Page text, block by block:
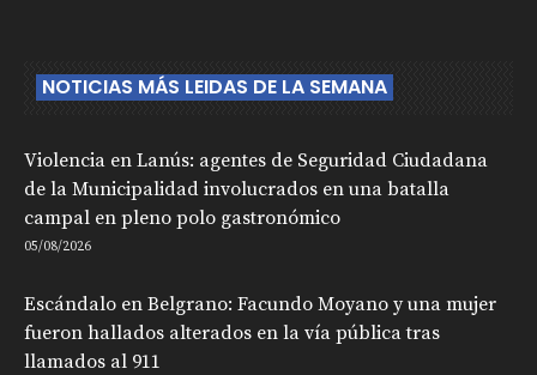
NOTICIAS MÁS LEIDAS DE LA SEMANA
Violencia en Lanús: agentes de Seguridad Ciudadana
de la Municipalidad involucrados en una batalla
campal en pleno polo gastronómico
05/08/2026
Escándalo en Belgrano: Facundo Moyano y una mujer
fueron hallados alterados en la vía pública tras
llamados al 911